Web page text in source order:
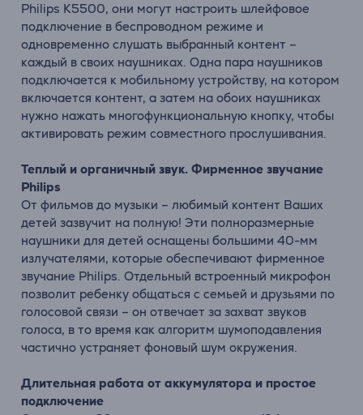
Philips K5500, они могут настроить шлейфовое
подключение в беспроводном режиме и
одновременно слушать выбранный контент –
каждый в своих наушниках. Одна пара наушников
подключается к мобильному устройству, на котором
включается контент, а затем на обоих наушниках
нужно нажать многофункциональную кнопку, чтобы
активировать режим совместного прослушивания.
Теплый и органичный звук. Фирменное звучание
Philips
От фильмов до музыки – любимый контент Ваших
детей зазвучит на полную! Эти полноразмерные
наушники для детей оснащены большими 40-мм
излучателями, которые обеспечивают фирменное
звучание Philips. Отдельный встроенный микрофон
позволит ребенку общаться с семьей и друзьями по
голосовой связи – он отвечает за захват звуков
голоса, в то время как алгоритм шумоподавления
частично устраняет фоновый шум окружения.
Длительная работа от аккумулятора и простое
подключение